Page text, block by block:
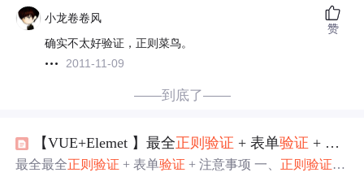
小龙卷卷风
确实不太好验证，正则菜鸟。
2011-11-09
赞
——到底了——
【VUE+Elemet 】最全正则验证 + 表单验证 + 注意事项
最全最全正则验证 + 表单验证 + 注意事项 一、 正则验证1.